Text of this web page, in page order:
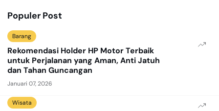
Populer Post
Barang
Rekomendasi Holder HP Motor Terbaik
untuk Perjalanan yang Aman, Anti Jatuh
dan Tahan Guncangan
Januari 07, 2026
Wisata